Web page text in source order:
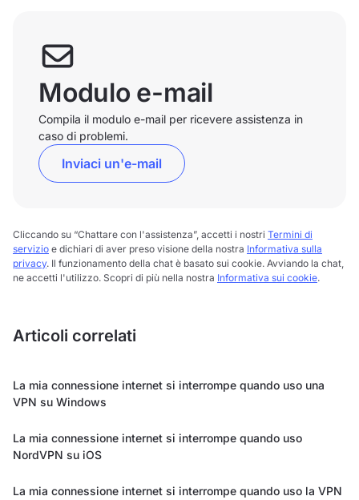
Modulo e-mail
Compila il modulo e-mail per ricevere assistenza in
caso di problemi.
Inviaci un'e-mail
Cliccando su “Chattare con l'assistenza”, accetti i nostri Termini di
servizio e dichiari di aver preso visione della nostra Informativa sulla
privacy. Il funzionamento della chat è basato sui cookie. Avviando la chat,
ne accetti l'utilizzo. Scopri di più nella nostra Informativa sui cookie.
Articoli correlati
La mia connessione internet si interrompe quando uso una
VPN su Windows
La mia connessione internet si interrompe quando uso
NordVPN su iOS
La mia connessione internet si interrompe quando uso la VPN